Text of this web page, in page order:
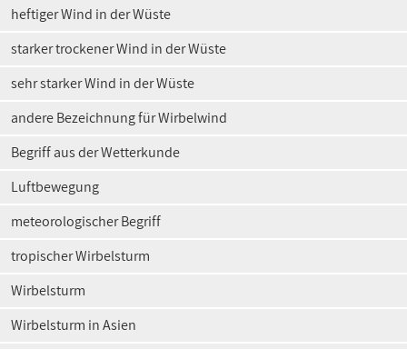
heftiger Wind in der Wüste
starker trockener Wind in der Wüste
sehr starker Wind in der Wüste
andere Bezeichnung für Wirbelwind
Begriff aus der Wetterkunde
Luftbewegung
meteorologischer Begriff
tropischer Wirbelsturm
Wirbelsturm
Wirbelsturm in Asien